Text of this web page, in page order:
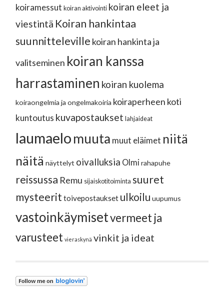
koiramessut koiran aktivointi koiran eleet ja
viestintä Koiran hankintaa
suunnitteleville koiran hankinta ja
valitseminen koiran kanssa
harrastaminen koiran kuolema
koiraongelmia ja ongelmakoiria koiraperheen koti
kuntoutus kuvapostaukset lahjaideat
laumaelomuuta muut eläimet niitä
näitä näyttelyt oivalluksia Olmi rahapuhe
reissussa Remu sijaiskotitoiminta suuret
mysteerit toivepostaukset ulkoilu uupumus
vastoinkäymisetvermeet ja
varusteet vieraskynä vinkit ja ideat